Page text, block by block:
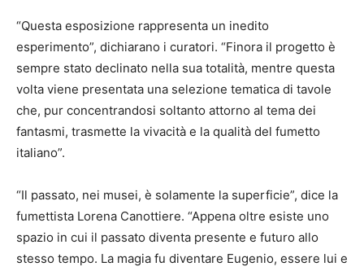
“Questa esposizione rappresenta un inedito
esperimento”, dichiarano i curatori. “Finora il progetto è
sempre stato declinato nella sua totalità, mentre questa
volta viene presentata una selezione tematica di tavole
che, pur concentrandosi soltanto attorno al tema dei
fantasmi, trasmette la vivacità e la qualità del fumetto
italiano”.
“Il passato, nei musei, è solamente la superficie”, dice la
fumettista Lorena Canottiere. “Appena oltre esiste uno
spazio in cui il passato diventa presente e futuro allo
stesso tempo. La magia fu diventare Eugenio, essere lui e